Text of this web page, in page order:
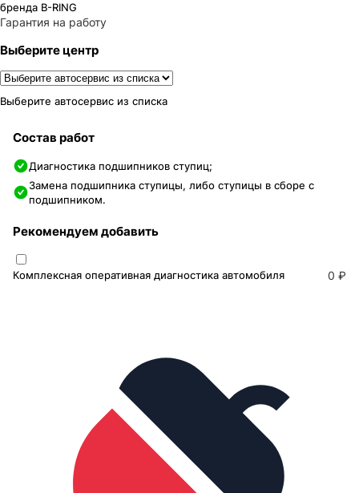
бренда B-RING
Гарантия на работу
Выберите центр
Выберите автосервис из списка
Состав работ
Диагностика подшипников ступиц;
Замена подшипника ступицы, либо ступицы в сборе с
подшипником.
Рекомендуем добавить
Комплексная оперативная диагностика автомобиля 0 ₽